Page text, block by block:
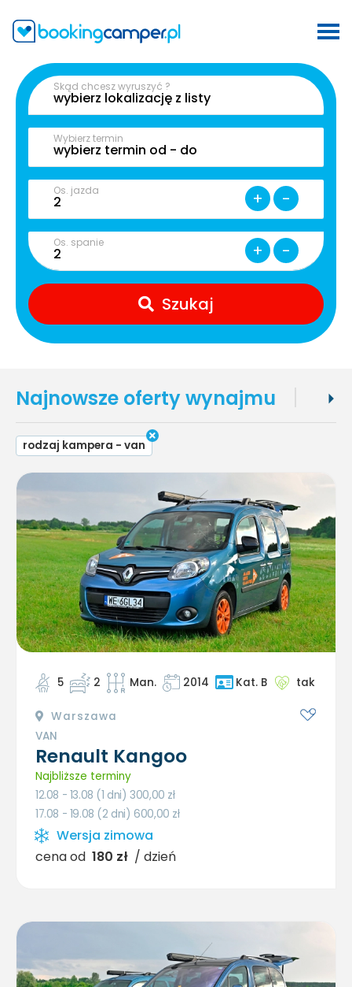
Skąd chcesz wyruszyć ?
Wybierz termin
Os. jazda + -
Os. spanie + -
Szukaj
Najnowsze oferty wynajmu
rodzaj kampera - van
5 2 Man. 2014 Kat. B tak
Warszawa
VAN
Renault Kangoo
Najbliższe terminy
12.08 - 13.08 (1 dni) 300,00 zł
17.08 - 19.08 (2 dni) 600,00 zł
Wersja zimowa
cena od 180 zł / dzień